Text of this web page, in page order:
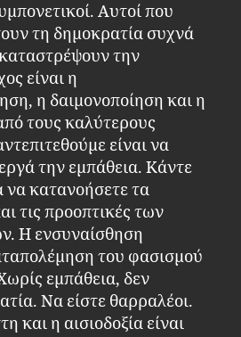
Αυτοί που
τη δημοκρατία συχνά
την
είναι η
η δαιμονοποίηση και η
τους καλύτερους
είναι να
την εμπάθεια. Κάντε
να κατανοήσετε τα
τις προοπτικές των
Η ενσυναίσθηση
του φασισμού
εμπάθεια, δεν
Να είστε θαρραλέοι.
και η αισιοδοξία είναι